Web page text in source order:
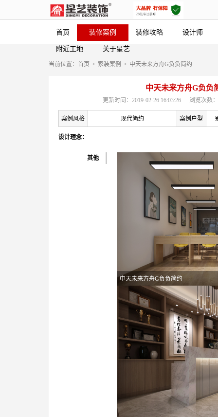
首页 装修案例 装修攻略 设计师
附近工地 关于星艺
当前位置： 首页 > 家装案例 > 中天未来方舟G负负简约
中天未来方舟G负负
更新时间：2019-02-26 16:03:26 浏览次数
案例风格 现代简约 案例户型
设计理念：
其他
中天未来方舟G负负简约